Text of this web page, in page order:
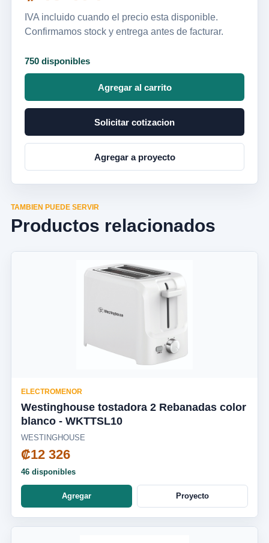
IVA incluido cuando el precio esta disponible.
Confirmamos stock y entrega antes de facturar.
750 disponibles
Agregar al carrito
Solicitar cotizacion
Agregar a proyecto
TAMBIEN PUEDE SERVIR
Productos relacionados
ELECTROMENOR
Westinghouse tostadora 2 Rebanadas color
blanco - WKTTSL10
WESTINGHOUSE
₡12 326
46 disponibles
Agregar Proyecto